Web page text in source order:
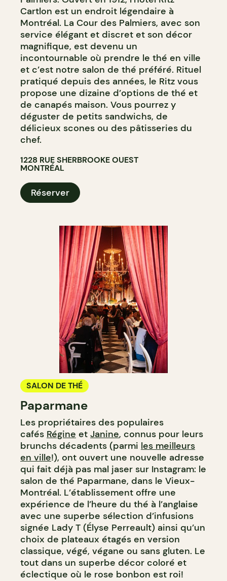
Cartlon est un endroit légendaire à
Montréal. La Cour des Palmiers, avec son
service élégant et discret et son décor
magnifique, est devenu un
incontournable où prendre le thé en ville
et c’est notre salon de thé préféré. Rituel
pratiqué depuis des années, le Ritz vous
propose une dizaine d’options de thé et
de canapés maison. Vous pourrez y
déguster de petits sandwichs, de
délicieux scones ou des pâtisseries du
chef.
1228 RUE SHERBROOKE OUEST
MONTRÉAL
Réserver
SALON DE THÉ
Paparmane
Les propriétaires des populaires
cafés Régine et Janine, connus pour leurs
brunchs décadents (parmi les meilleurs
en ville!), ont ouvert une nouvelle adresse
qui fait déjà pas mal jaser sur Instagram: le
salon de thé Paparmane, dans le Vieux-
Montréal. L’établissement offre une
expérience de l’heure du thé à l’anglaise
avec une superbe sélection d’infusions
signée Lady T (Élyse Perreault) ainsi qu’un
choix de plateaux étagés en version
classique, végé, végane ou sans gluten. Le
tout dans un superbe décor coloré et
éclectique où le rose bonbon est roi!